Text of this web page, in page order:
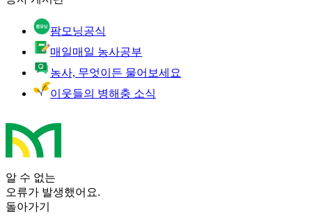
팜모닝공식
매일매일 농사공부
농사, 무엇이든 물어보세요
이웃들의 병해충 소식
알 수 없는
오류가 발생했어요.
돌아가기